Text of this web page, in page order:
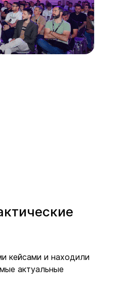
кейсами и находили
актуальные